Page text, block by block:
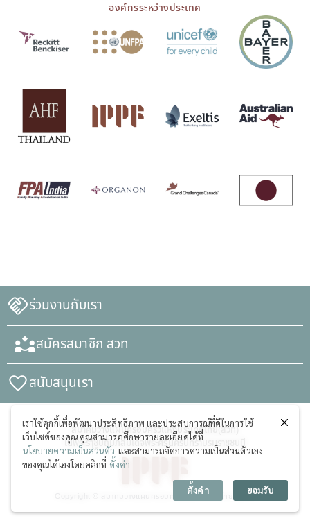
องค์กรระหว่างประเทศ
ร่วมงานกับเรา
สมัครสมาชิก สวท
สนับสนุนเรา
สมาคมวางแผนครอบครัวแห่งประเทศไทย(สวท)
ในพระราชูปถัมภ์สมเด็จพระศรีนครินทราบรมราชชนนี
Copyright © สมาคมวางแผนครอบครัวแห่งประเทศไทย (สวท)
เราใช้คุกกี้เพื่อพัฒนาประสิทธิภาพ และประสบการณ์ที่ดีในการใช้
เว็บไซต์ของคุณ คุณสามารถศึกษารายละเอียดได้ที่
นโยบายความเป็นส่วนตัว และสามารถจัดการความเป็นส่วนตัวเอง
ของคุณได้เองโดยคลิกที่ ตั้งค่า
ตั้งค่า ยอมรับ